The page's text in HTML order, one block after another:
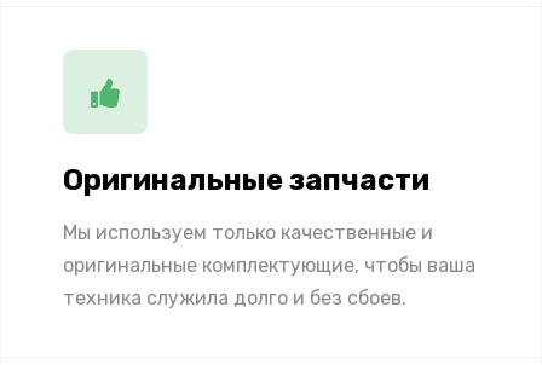
Оригинальные запчасти
Мы используем только качественные и
оригинальные комплектующие, чтобы ваша
техника служила долго и без сбоев.